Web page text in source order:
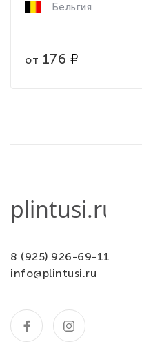
Бельгия
от 176
8 (925) 926-69-11
info@plintusi.ru